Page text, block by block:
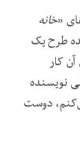
«خانه
طرح یک
کار
نویسنده
دوست